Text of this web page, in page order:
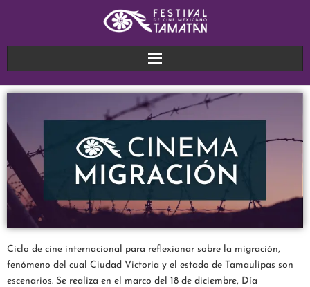
Ciclo de cine internacional para reflexionar sobre la migración,
fenómeno del cual Ciudad Victoria y el estado de Tamaulipas son
escenarios. Se realiza en el marco del 18 de diciembre, Día